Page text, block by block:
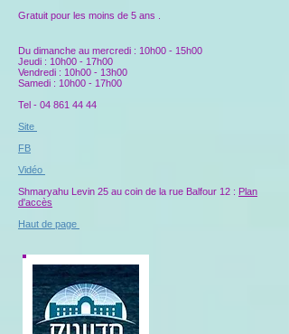
Gratuit pour les moins de 5 ans .
Du dimanche au mercredi : 10h00 - 15h00
Jeudi : 10h00 - 17h00
Vendredi : 10h00 - 13h00
Samedi : 10h00 - 17h00
Tel - 04 861 44 44
Site
FB
Vidéo
Shmaryahu Levin 25 au coin de la rue Balfour 12 : Plan
d'accès
Haut de page